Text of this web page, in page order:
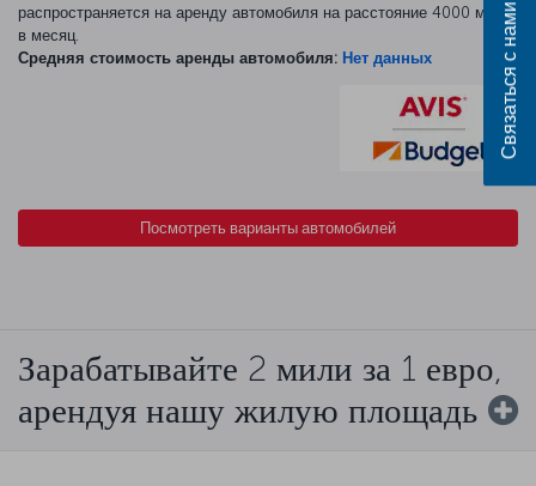
распространяется на аренду автомобиля на расстояние 4000 миль
в месяц.
Средняя стоимость аренды автомобиля: Нет данных
Посмотреть варианты автомобилей
Зарабатывайте 2 мили за 1 евро,
арендуя нашу жилую площадь
Связаться с нами